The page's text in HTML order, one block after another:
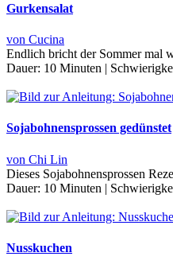
Gurkensalat
von Cucina
Endlich bricht der Sommer mal
Dauer: 10 Minuten |
Sojabohnensprossen gedünstet
von Chi Lin
Dieses Sojabohnensprossen
Dauer: 10 Minuten |
Nusskuchen